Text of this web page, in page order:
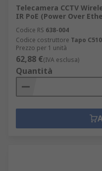
Telecamera CCTV
IR PoE (Power Over
Codice RS 638-004
Codice costruttore Tapo
Prezzo per 1 unità
62,88 €(IVA esclusa)
Quantità